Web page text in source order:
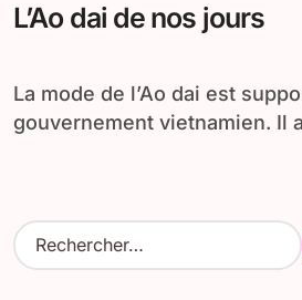
L’Ao dai de nos jours
La mode de l’Ao dai est supporté par le
gouvernement vietnamien. Il
R
e